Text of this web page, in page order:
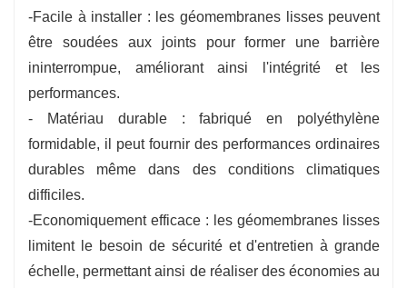
-Facile à installer : les géomembranes lisses peuvent
être soudées aux joints pour former une barrière
ininterrompue, améliorant ainsi l'intégrité et les
performances.
- Matériau durable : fabriqué en polyéthylène
formidable, il peut fournir des performances ordinaires
durables même dans des conditions climatiques
difficiles.
-Economiquement efficace : les géomembranes lisses
limitent le besoin de sécurité et d'entretien à grande
échelle, permettant ainsi de réaliser des économies au